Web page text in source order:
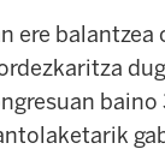
ere balantzea